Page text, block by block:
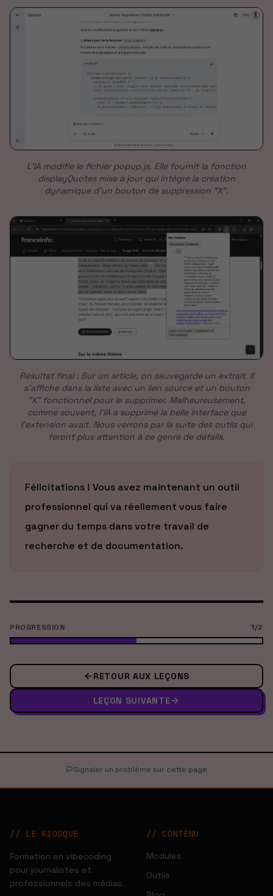
L'IA modifie le fichier popup.js. Elle fournit la fonction
displayQuotes mise à jour qui intègre la création
dynamique d'un bouton de suppression "X".
Résultat final : Sur un article, on sauvegarde un extrait. Il
s'affiche dans la liste avec un lien source et un bouton
"X" fonctionnel pour le supprimer. Malheureusement,
comme souvent, l'IA a supprimé la belle interface que
l'extension avait. Nous verrons par la suite des outils qui
feront plus attention à ce genre de détails.
Félicitations ! Vous avez maintenant un outil
professionnel qui va réellement vous faire
gagner du temps dans votre travail de
recherche et de documentation.
PROGRESSION 1/2
RETOUR AUX LEÇONS
LEÇON SUIVANTE
Signaler un problème sur cette page
// LE KIOSQUE
Formation en vibecoding
pour journalistes et
professionnels des médias.
// CONTENU
Modules
Outils